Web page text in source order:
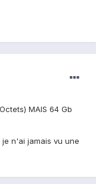
MAIS 64 Gb
n'ai jamais vu une